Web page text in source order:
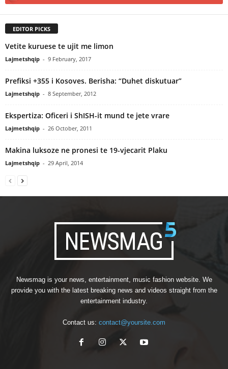
EDITOR PICKS
Vetite kuruese te ujit me limon
Lajmetshqip - 9 February, 2017
Prefiksi +355 i Kosoves. Berisha: “Duhet diskutuar”
Lajmetshqip - 8 September, 2012
Ekspertiza: Oficeri i ShISH-it mund te jete vrare
Lajmetshqip - 26 October, 2011
Makina luksoze ne pronesi te 19-vjecarit Plaku
Lajmetshqip - 29 April, 2014
Newsmag is your news, entertainment, music fashion website. We
provide you with the latest breaking news and videos straight from the
entertainment industry.
Contact us: contact@yoursite.com